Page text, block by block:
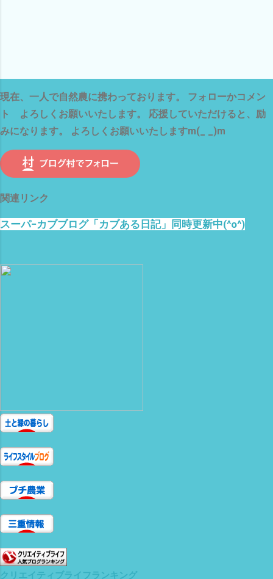
現在、一人で自然農に携わっております。 フォローかコメン
ト よろしくお願いいたします。 応援していただけると、励
みになります。 よろしくお願いいたしますm(_ _)m
関連リンク
スーパ−カブブログ「カブある日記」同時更新中(^o^)
クリエイティブライフランキング